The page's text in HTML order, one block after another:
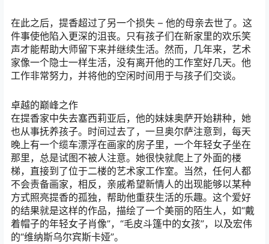
在此之后，提香超过了另一个损失 – 他的母亲去世了。这
件事使他陷入更深的沮丧。只有孩子们在新家里的欢乐笑
声才能帮助大师留下来并继续生活。然而，几年来，艺术
家像一个隐士一样生活，没有离开他的工作室好几天。他
工作非常努力，并将他的空闲时间用于与孩子们交谈。
卓越的巅峰之作
在提香家中失去塞西莉亚后，他的妹妹奥萨开始耕种，她
也从事抚养孩子。时间过去了，一旦奥尔萨注意到，每天
晚上有一个缆车漂浮在画家的房子里，一个年轻女子坐在
那里，总是试图不被人注意。她很快就爬上了外面的楼
梯，直接到了位于二楼的艺术家工作室。当然，任何人都
不会责备画家，相反，亲戚希望新情人的出现能够以某种
方式照亮提香的孤独，帮助他重获生活的乐趣。这个爱好
的结果就是这样的作品，描绘了一个美丽的陌生人，如“戴
着帽子的年轻女子肖像”，“毛皮斗篷中的女孩”，以及宏伟
的“维纳斯乌尔宾斯卡娅”。